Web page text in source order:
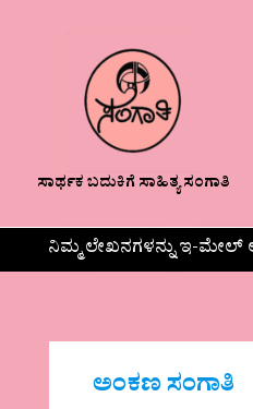
ಸಾರ್ಥಕ ಬದುಕಿಗೆ ಸಾಹಿತ್ಯ ಸಂಗಾತಿ
ನಿಮ್ಮ ಲೇಖನಗಳನ್ನು ಇ-ಮೇಲ್
ಅಂಕಣ ಸಂಗಾತಿ